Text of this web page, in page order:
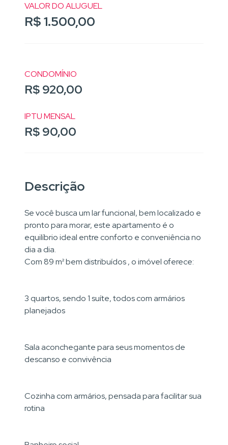
VALOR DO ALUGUEL
R$ 1.500,00
CONDOMÍNIO
R$ 920,00
IPTU MENSAL
R$ 90,00
Descrição
Se você busca um lar funcional, bem localizado e
pronto para morar, este apartamento é o
equilíbrio ideal entre conforto e conveniência no
dia a dia.
Com 89 m² bem distribuídos , o imóvel oferece:
3 quartos, sendo 1 suíte, todos com armários
planejados
Sala aconchegante para seus momentos de
descanso e convivência
Cozinha com armários, pensada para facilitar sua
rotina